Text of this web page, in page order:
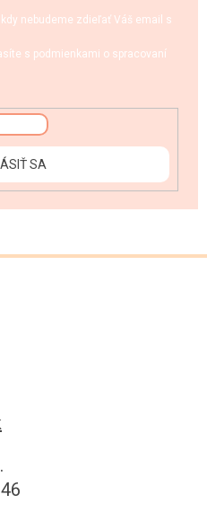
nebudeme zdieľať Váš email s
s podmienkami o spracovaní
SA